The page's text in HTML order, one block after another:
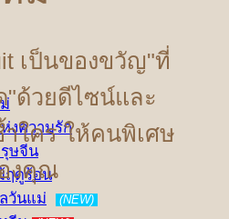
งความรัก
ษจีน
ฤดูร้อน
วันแม่
(NEW)
เป็นของขวัญ"ที่
"ด้วยดีไซน์และ
ใคร ให้คนพิเศษ
งคุณ